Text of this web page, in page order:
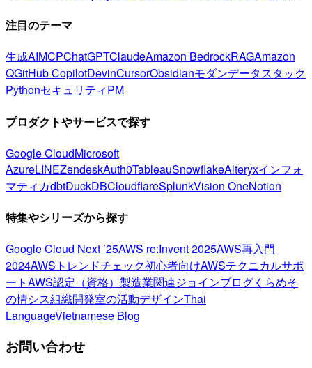
注目のテーマ
生成AIMCPChatGPTClaudeAmazon BedrockRAGAmazon
QGitHub CopilotDevinCursorObsidianモダンデータスタック
PythonセキュリティPM
プロダクトやサービスで探す
Google CloudMicrosoft
AzureLINEZendeskAuth0TableauSnowflakeAlteryxインフォ
マティカdbtDuckDBCloudflareSplunkVision OneNotion
特集やシリーズから探す
Google Cloud Next ’25AWS re:Invent 2025AWS再入門
2024AWSトレンドチェック初心者向けAWSテクニカルサポ
ートAWS認定（資格） 製造業関連ジョインブログくらめそ
の情シス組織開発室の活動デザインThai
LanguageVietnamese Blog
お問い合わせ